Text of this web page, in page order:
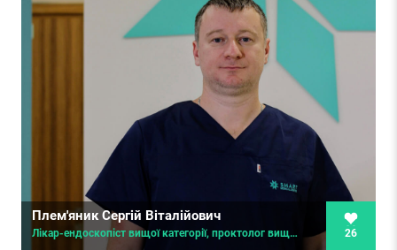
26
Плем'яник Сергій Віталійович
Лікар-ендоскопіст вищої категорії, проктолог вищої категорії, лікар ультразвукової діагностики